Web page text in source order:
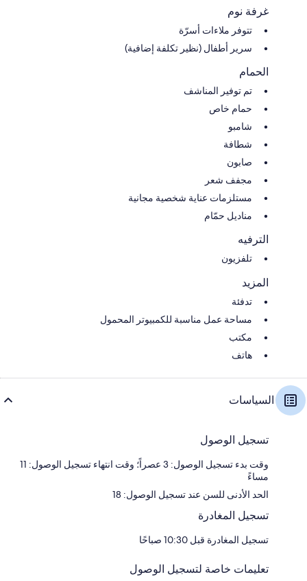
غرفة نوم
تتوفر ملاءات أسرّة
سرير أطفال (نظير تكلفة إضافية)
الحمام
تم توفير المناشف
حمام خاص
شامبو
شطافة
صابون
مجفف شعر
مستلزمات عناية شخصية مجانية
مناديل حمّام
الترفيه
تلفزيون
المزيد
تدفئة
مساحة عمل مناسبة للكمبيوتر المحمول
مكتب
هاتف
السياسات
تسجيل الوصول
وقت بدء تسجيل الوصول: 3 عصراً؛ وقت انتهاء تسجيل الوصول: 11
مساءً
الحد الأدنى للسن عند تسجيل الوصول: 18
تسجيل المغادرة
تسجيل المغادرة قبل 10:30 صباحًا
تعليمات خاصة لتسجيل الوصول